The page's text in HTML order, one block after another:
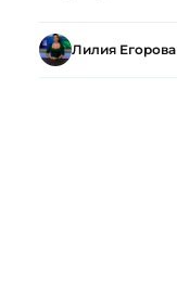
Лилия Егорова